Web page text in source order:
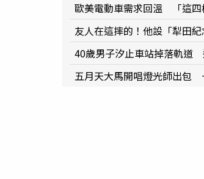
歐美電動車需求回溫 「這四
友人在這摔的！他設「犁田
40歲男子汐止車站掉落軌道
五月天大馬開唱燈光師出包